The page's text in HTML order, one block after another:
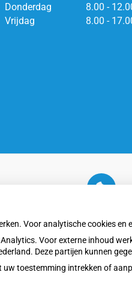
Donderdag
8.00 -
Vrijdag
8.00 -
externe inhoud
die nodig is
Cookie-instellingen
Voor analytische cookies
Voor externe inhoud
Deze partijen kunnen
uw toestemming intrekken of